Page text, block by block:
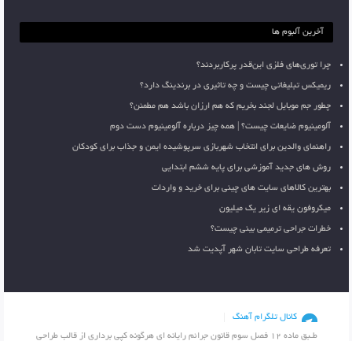
آخرین آلبوم ها
چرا توری‌های فلزی این‌قدر پرکاربردند؟
ریمیکس تبلیغاتی چیست و چه تاثیری در برندینگ دارد؟
چطور جم موبایل لجند بخریم که هم ارزان باشد هم مطمئن؟
آلومینیوم ضایعات چیست؟ | همه چیز درباره آلومینیوم دست دوم
راهنمای والدین برای انتخاب شهربازی سرپوشیده ایمن و جذاب برای کودکان
روش های جدید آموزشی برای پایه ششم ابتدایی
بهترین کالاهای سایت های چینی برای خرید و واردات
میکروفون یقه ای زیر یک میلیون
خطرات جراحی ترمیمی بینی چیست؟
تعرفه طراحی سایت تابان شهر آپدیت شد
کانال تلگرام آهنگ
طـبق ماده 12 فصل سوم قانون جرائم رایانه ای هرگونه کپی برداری از قالب طراحی